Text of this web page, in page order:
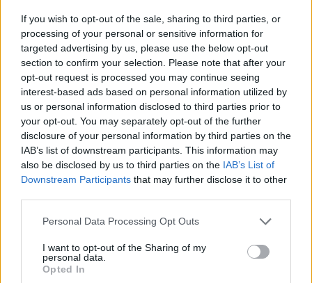
If you wish to opt-out of the sale, sharing to third parties, or
processing of your personal or sensitive information for
targeted advertising by us, please use the below opt-out
section to confirm your selection. Please note that after your
opt-out request is processed you may continue seeing
interest-based ads based on personal information utilized by
us or personal information disclosed to third parties prior to
your opt-out. You may separately opt-out of the further
disclosure of your personal information by third parties on the
IAB’s list of downstream participants. This information may
also be disclosed by us to third parties on the IAB’s List of
Downstream Participants that may further disclose it to other
Please note that this website/app uses one or more Google
not limited to your visit or usage behaviour. You may click to
grant or deny consent to Google and its third-party tags to
use your data for below specified purposes in below Google
Personal Data Processing Opt Outs
I want to opt-out of the Sharing of my
personal data.
Opted In
Az elmúlt hetekben a top 100 hirdető közül 50
bejelentette vagy láthatóan leállította a hirdetéseit a
Twitteren. Ezek a hirdetők 2020 óta közel 2 milliárd
dollárt költöttek a platformon, ez csak 2022-ben több
mint 750 millió dollárnyi hirdetést jelentett.
Azon hirdetők mellett, akik november 21-től látszólag
minden hirdetést leállítottak a Twitteren, további hét
olyan hirdető van, akik a jelek szerint szinte nullára
lassítják a platformon történő hirdetéseik ütemét. 2020
óta ez a hét hirdető több mint 255 millió dollárt költött a
reklámozott.